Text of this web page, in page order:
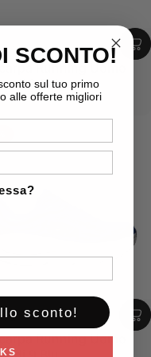
Running Uomo
9 Beige
scontato
di listino
€179,50
Running Uomo
SCONTO!
sul tuo primo
alle offerte migliori
sconto!